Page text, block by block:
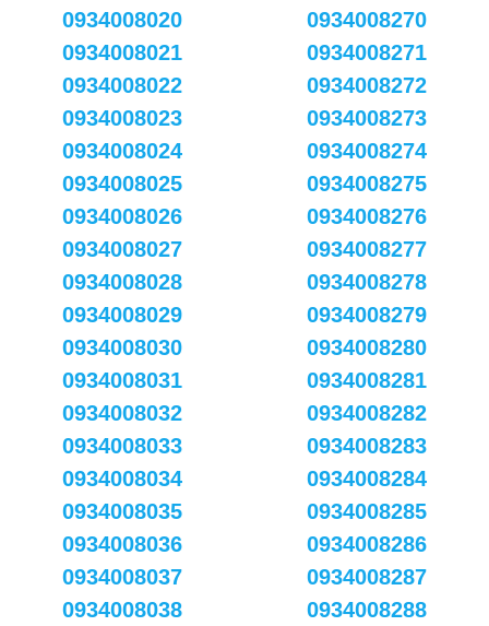
0934008020
0934008021
0934008022
0934008023
0934008024
0934008025
0934008026
0934008027
0934008028
0934008029
0934008030
0934008031
0934008032
0934008033
0934008034
0934008035
0934008036
0934008037
0934008038
0934008270
0934008271
0934008272
0934008273
0934008274
0934008275
0934008276
0934008277
0934008278
0934008279
0934008280
0934008281
0934008282
0934008283
0934008284
0934008285
0934008286
0934008287
0934008288